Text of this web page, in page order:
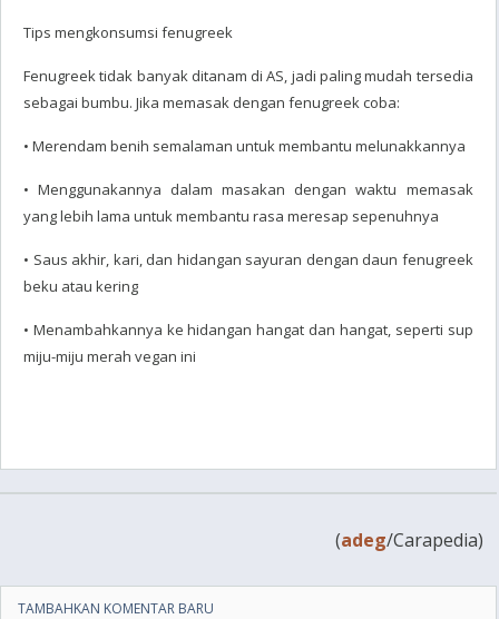
Tips mengkonsumsi fenugreek
Fenugreek tidak banyak ditanam di AS, jadi paling mudah tersedia
sebagai bumbu. Jika memasak dengan fenugreek coba:
• Merendam benih semalaman untuk membantu melunakkannya
• Menggunakannya dalam masakan dengan waktu memasak
yang lebih lama untuk membantu rasa meresap sepenuhnya
• Saus akhir, kari, dan hidangan sayuran dengan daun fenugreek
beku atau kering
• Menambahkannya ke hidangan hangat dan hangat, seperti sup
miju-miju merah vegan ini
(adeg/Carapedia)
TAMBAHKAN KOMENTAR BARU